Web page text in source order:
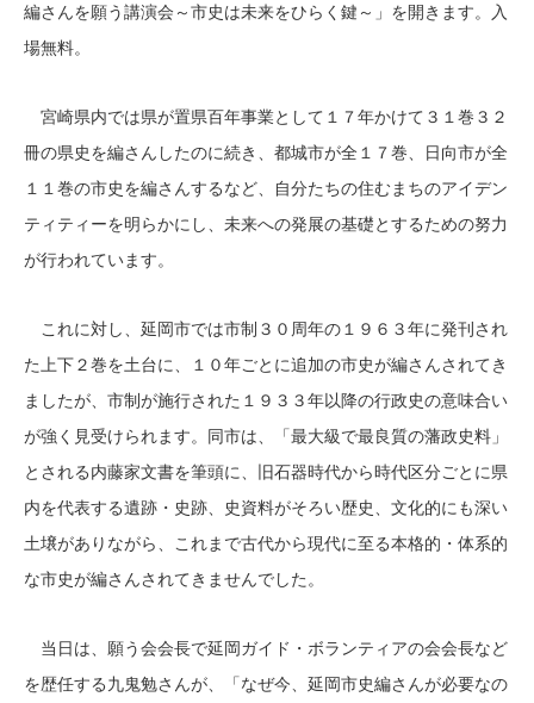
編さんを願う講演会～市史は未来をひらく鍵～」を開きます。入
場無料。
宮崎県内では県が置県百年事業として１７年かけて３１巻３２
冊の県史を編さんしたのに続き、都城市が全１７巻、日向市が全
１１巻の市史を編さんするなど、自分たちの住むまちのアイデン
ティティーを明らかにし、未来への発展の基礎とするための努力
が行われています。
これに対し、延岡市では市制３０周年の１９６３年に発刊され
た上下２巻を土台に、１０年ごとに追加の市史が編さんされてき
ましたが、市制が施行された１９３３年以降の行政史の意味合い
が強く見受けられます。同市は、「最大級で最良質の藩政史料」
とされる内藤家文書を筆頭に、旧石器時代から時代区分ごとに県
内を代表する遺跡・史跡、史資料がそろい歴史、文化的にも深い
土壌がありながら、これまで古代から現代に至る本格的・体系的
な市史が編さんされてきませんでした。
当日は、願う会会長で延岡ガイド・ボランティアの会会長など
を歴任する九鬼勉さんが、「なぜ今、延岡市史編さんが必要なの